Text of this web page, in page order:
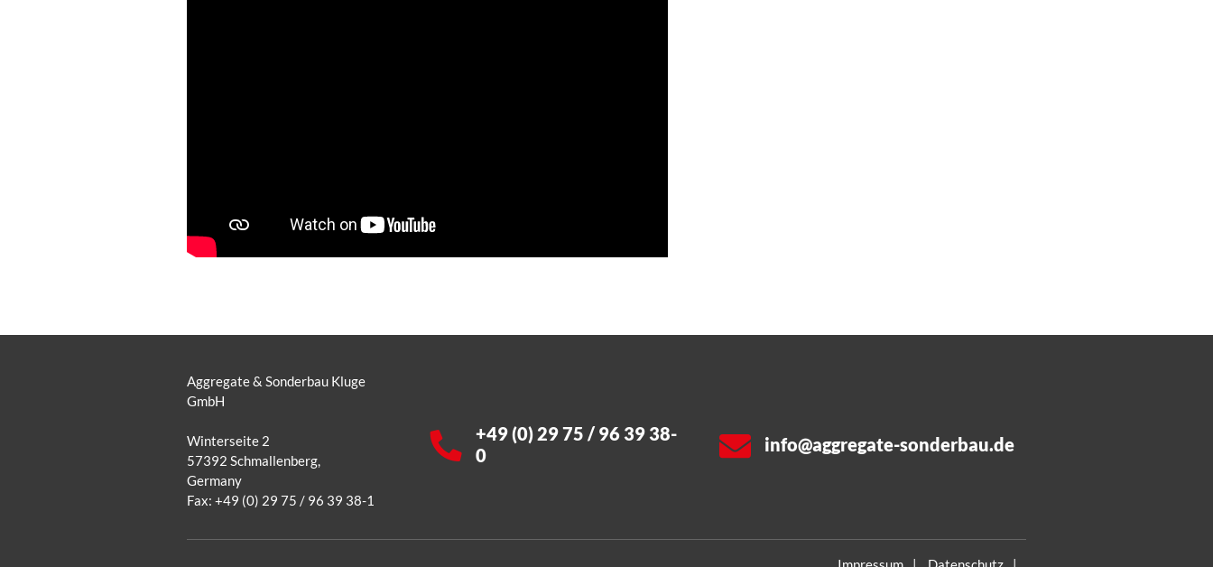
Aggregate & Sonderbau Kluge
GmbH
Winterseite 2
57392 Schmallenberg,
Germany
Fax: +49 (0) 29 75 / 96 39 38-1
+49 (0) 29 75 / 96 39 38-
0
info@aggregate-sonderbau.de